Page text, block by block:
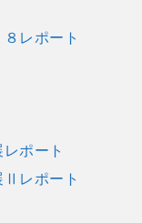
レポート
ポート
Ⅱレポート